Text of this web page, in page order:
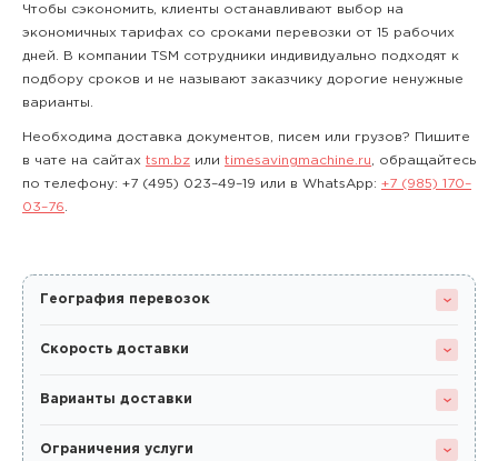
Чтобы сэкономить, клиенты останавливают выбор на
экономичных тарифах со сроками перевозки от 15 рабочих
дней. В компании TSM сотрудники индивидуально подходят к
подбору сроков и не называют заказчику дорогие ненужные
варианты.
Необходима доставка документов, писем или грузов? Пишите
в чате на сайтах tsm.bz или timesavingmachine.ru , обращайтесь
по телефону: +7 (495) 023–49–19 или в WhatsApp: +7 (985) 170–
03–76
География перевозок
Скорость доставки
Варианты доставки
Ограничения услуги